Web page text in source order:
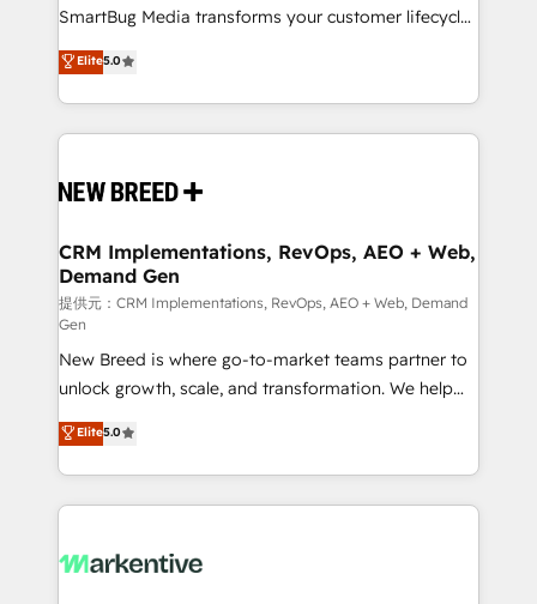
タ品質設計、グループ横断のCRM統合に対応します。
の一部をAIが自律実行する組織への移行を設計・実装。
Breeze・Claude等をHubSpotと連携させ、役割定義・
革を、構想から実装・定着までPMOとして主導。「設
の統合・浸透・変革管理を実行します。 ▸ CMS戦略設
計・構築：リード獲得・CVR・SEOを前提にした情報設
計・導線設計・テンプレート設計をContent Hubで一体
提供。 ▸ 既存CRM・MAからの移行支援：Salesforce・
Marketo・Pardot等からの移行、カスタム設計、履歴
データ移行と活用設計まで。 ▸ AEO対応：ChatGPT・
ンツとサイト構造を最適化。 🏆 なぜ100incを選ぶの
か？ ✓ HubSpot Eliteパートナー認定 ✓ HubSpotアワ
ード受賞・HUGリーダー ✓ ISO27001:2022 /
HubSpot大百科 出版 CRM・AI活用に関するご相談、現
SmartBug Media transforms your customer lifecycle
into a revenue engine. Our unified ecosystem
includes specialized divisions Globalia (AI &
Software) and Point Success Media (Paid Media),
making this the official home for all three brands. 🔄
and system integrations powered by Globalia’s
trainers to drive platform adoption. 📈 Revenue
Generation - Full-funnel marketing and high-
performance advertising via Point Success Media. -
Expert deployment of Breeze AI and custom agents
to automate growth. 🏆 Elite Excellence - 8 platform
accreditations and deep HIPAA-compliance
expertise. - A team of 250+ experts dedicated to
your resilient growth.
Elite5.0
CRM Implementations, RevOps, AEO + Web,
Demand Gen
提供元：CRM Implementations, RevOps, AEO + Web, Demand
Gen
New Breed is where go-to-market teams partner to
unlock growth, scale, and transformation. We help
companies activate HubSpot’s AI-powered
customer platform and operationalize HubSpot’s
Loop Marketing framework through expert-led
services, smart agents, and purpose-built apps,
results, fast. ⚙️CRM & RevOps: Align all Hubs to your
Elite5.0